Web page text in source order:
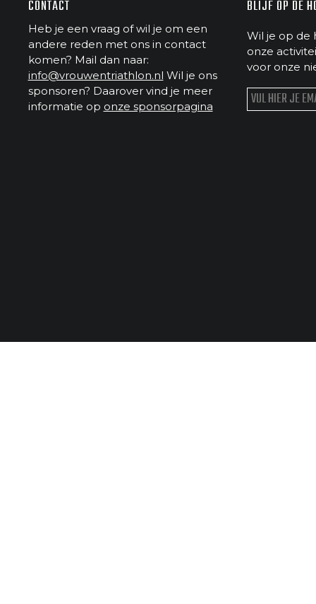
CONTACT
Heb je een vraag of wil je om een
andere reden met ons in contact
komen? Mail dan naar:
info@vrouwentriathlon.nl Wil je ons
sponsoren? Daarover vind je meer
informatie op onze sponsorpagina
BLIJF OP DE
Wil je op de
onze
voor onze